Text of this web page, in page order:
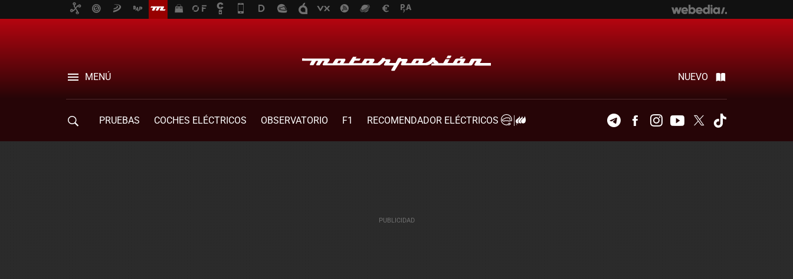
MENÚ NUEVO
PRUEBAS COCHES ELÉCTRICOS OBSERVATORIO F1
RECOMENDADOR ELÉCTRICOS
TelegramFacebookInstagramYoutubeTwitter